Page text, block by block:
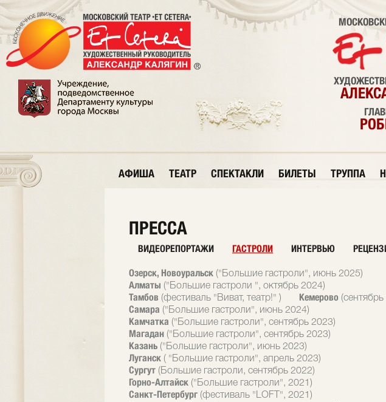
АФИША ТЕАТР СПЕКТАКЛИ БИЛЕТЫ ТРУППА
ПРЕССА
ВИДЕОРЕПОРТАЖИ ГАСТРОЛИ ИНТЕРВЬЮ
Озерск, Новоуральск ("Большие гастроли", июнь 2025)
Алматы ("Большие гастроли ", октябрь 2024)
Тамбов (фестиваль "Виват, театр!" ) Кемерово
Самара ("Большие гастроли", июнь 2024)
Камчатка ("Большие гастроли", сентябрь 2023)
Магадан ("Большие гастроли", сентябрь 2023)
Казань ("Большие гастроли", июнь 2023)
Луганск ( "Большие гастроли", апрель 2023)
Сургут (Большие гастроли, сентябрь 2022)
Горно-Алтайск ("Большие гастроли", 2021)
Санкт-Петербург (фестиваль "LOFT", 2021)